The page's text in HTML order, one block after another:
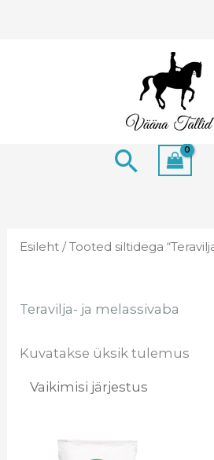
Esileht / Tooted siltidega
Teravilja- ja melassivaba
Kuvatakse üksik tulemus